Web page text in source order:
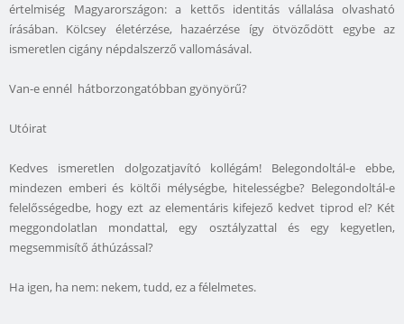
értelmiség Magyarországon: a kettős identitás vállalása olvasható
írásában. Kölcsey életérzése, hazaérzése így ötvöződött egybe az
ismeretlen cigány népdalszerző vallomásával.
Van-e ennél hátborzongatóbban gyönyörű?
Utóirat
Kedves ismeretlen dolgozatjavító kollégám! Belegondoltál-e ebbe,
mindezen emberi és költői mélységbe, hitelességbe? Belegondoltál-e
felelősségedbe, hogy ezt az elementáris kifejező kedvet tiprod el? Két
meggondolatlan mondattal, egy osztályzattal és egy kegyetlen,
megsemmisítő áthúzással?
Ha igen, ha nem: nekem, tudd, ez a félelmetes.